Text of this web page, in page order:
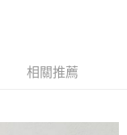
相關推薦